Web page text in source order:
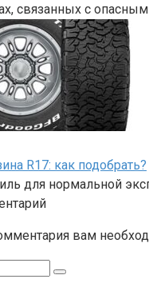
связанных с
R17: как подобрать?
для нормальной
вам